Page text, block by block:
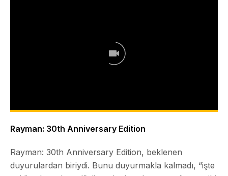
Rayman: 30th Anniversary Edition
Rayman: 30th Anniversary Edition, beklenen
duyurulardan biriydi. Bunu duyurmakla kalmadı, “işte